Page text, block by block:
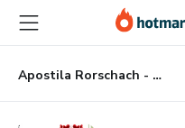
para
conteúdo
principal
para
pagamento
para
rodapé
Apostila Rorschach - Avançado I